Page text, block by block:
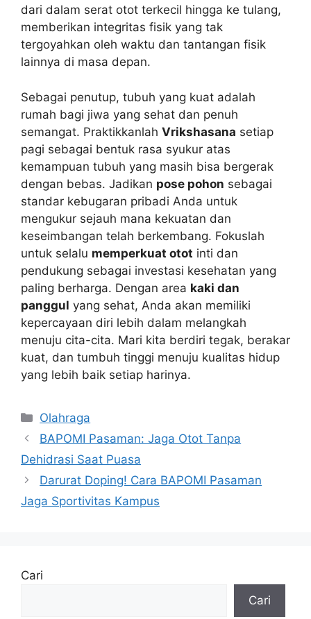
dari dalam serat otot terkecil hingga ke tulang,
memberikan integritas fisik yang tak
tergoyahkan oleh waktu dan tantangan fisik
lainnya di masa depan.
Sebagai penutup, tubuh yang kuat adalah
rumah bagi jiwa yang sehat dan penuh
semangat. Praktikkanlah Vrikshasana setiap
pagi sebagai bentuk rasa syukur atas
kemampuan tubuh yang masih bisa bergerak
dengan bebas. Jadikan pose pohon sebagai
standar kebugaran pribadi Anda untuk
mengukur sejauh mana kekuatan dan
keseimbangan telah berkembang. Fokuslah
untuk selalu memperkuat otot inti dan
pendukung sebagai investasi kesehatan yang
paling berharga. Dengan area kaki dan
panggul yang sehat, Anda akan memiliki
kepercayaan diri lebih dalam melangkah
menuju cita-cita. Mari kita berdiri tegak, berakar
kuat, dan tumbuh tinggi menuju kualitas hidup
yang lebih baik setiap harinya.
Kategori
Olahraga
BAPOMI Pasaman: Jaga Otot Tanpa
Dehidrasi Saat Puasa
Darurat Doping! Cara BAPOMI Pasaman
Jaga Sportivitas Kampus
Cari
Cari